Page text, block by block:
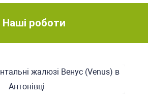
Наші роботи